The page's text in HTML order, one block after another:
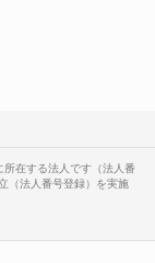
在する法人です（法人番
（法人番号登録）を実施